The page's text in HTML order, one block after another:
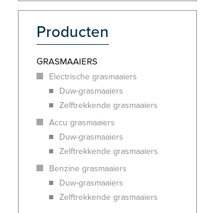
Producten
GRASMAAIERS
Electrische grasmaaiers
Duw-grasmaaiers
Zelftrekkende grasmaaiers
Accu grasmaaiers
Duw-grasmaaiers
Zelftrekkende grasmaaiers
Benzine grasmaaiers
Duw-grasmaaiers
Zelftrekkende grasmaaiers